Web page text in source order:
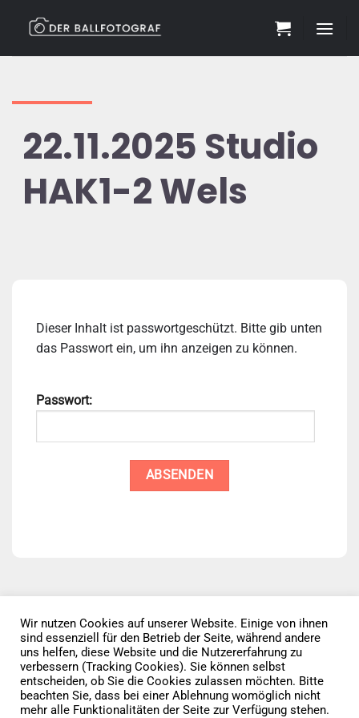
22.11.2025 Studio
HAK1-2 Wels
Dieser Inhalt ist passwortgeschützt. Bitte gib unten
das Passwort ein, um ihn anzeigen zu können.
Passwort:
Datenschutz AGB Impressum
Vertrag widerrufen
Wir nutzen Cookies auf unserer Website. Einige von ihnen
sind essenziell für den Betrieb der Seite, während andere
uns helfen, diese Website und die Nutzererfahrung zu
verbessern (Tracking Cookies). Sie können selbst
entscheiden, ob Sie die Cookies zulassen möchten. Bitte
beachten Sie, dass bei einer Ablehnung womöglich nicht
mehr alle Funktionalitäten der Seite zur Verfügung stehen.